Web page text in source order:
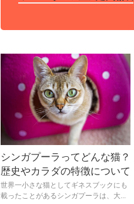
シンガプーラってどんな猫？
歴史やカラダの特徴について
世界一小さな猫としてギネスブックにも
載ったことがあるシンガプーラは、大...